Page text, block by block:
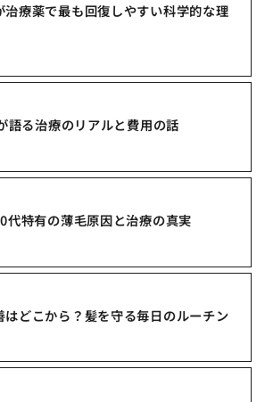
治療薬で最も回復しやすい科学的な理
語る治療のリアルと費用の話
代特有の薄毛原因と治療の真実
はどこから？髪を守る毎日のルーチン